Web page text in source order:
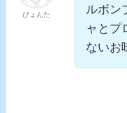
ぴょんた
ルボン
ャとプ
ないお